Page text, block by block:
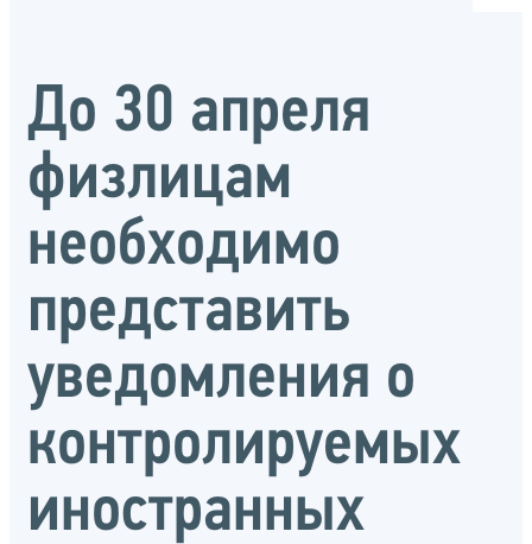
До 30 апреля
физлицам
необходимо
представить
уведомления о
контролируемых
иностранных